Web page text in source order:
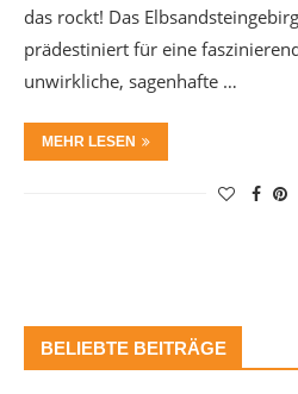
das rockt! Das
prädestiniert für eine
unwirkliche, sagenhafte …
MEHR LESEN
BELIEBTE BEITRÄGE